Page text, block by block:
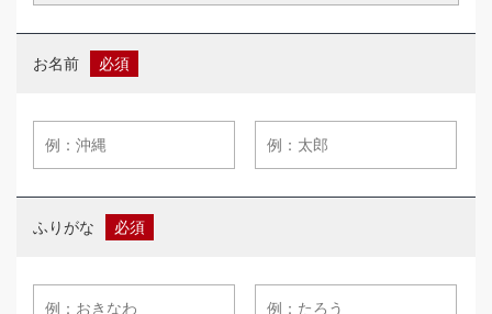
お名前
ふりがな